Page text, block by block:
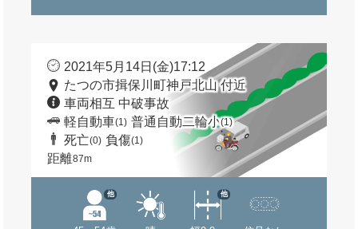
2021年5月14日(金)17:12
たつの市揖保川町神戸北山 付近
車両相互 中破事故
軽自動車(1) 普通自動二輪小(1)
死亡(0) 負傷(1)
距離87m
他 他